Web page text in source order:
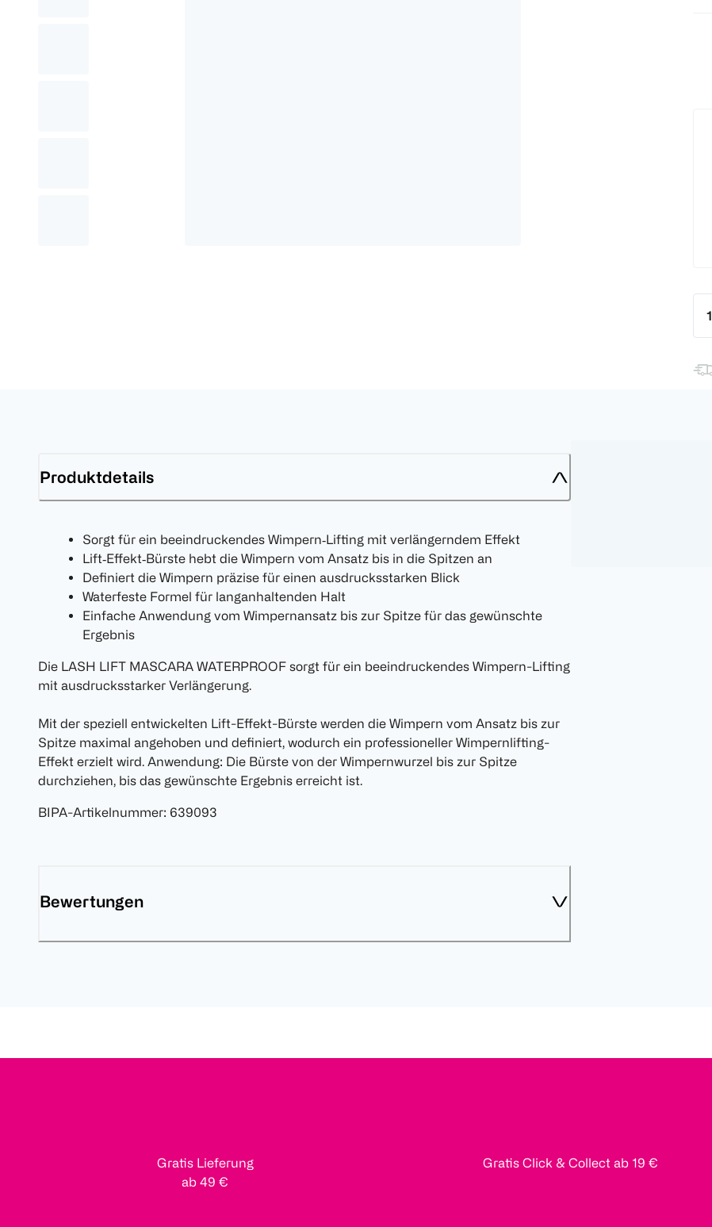
Produktdetails
Sorgt für ein beeindruckendes Wimpern‑Lifting mit verlängerndem Effekt
Lift‑Effekt‑Bürste hebt die Wimpern vom Ansatz bis in die Spitzen an
Definiert die Wimpern präzise für einen ausdrucksstarken Blick
Waterfeste Formel für langanhaltenden Halt
Einfache Anwendung vom Wimpernansatz bis zur Spitze für das gewünschte
Ergebnis
Die LASH LIFT MASCARA WATERPROOF sorgt für ein beeindruckendes Wimpern-Lifting
mit ausdrucksstarker Verlängerung.
Mit der speziell entwickelten Lift-Effekt-Bürste werden die Wimpern vom Ansatz bis zur
Spitze maximal angehoben und definiert, wodurch ein professioneller Wimpernlifting-
Effekt erzielt wird. Anwendung: Die Bürste von der Wimpernwurzel bis zur Spitze
durchziehen, bis das gewünschte Ergebnis erreicht ist.
BIPA-Artikelnummer: 639093
Bewertungen
Gratis Lieferung
ab 49 €
Gratis Click & Collect ab 19 €